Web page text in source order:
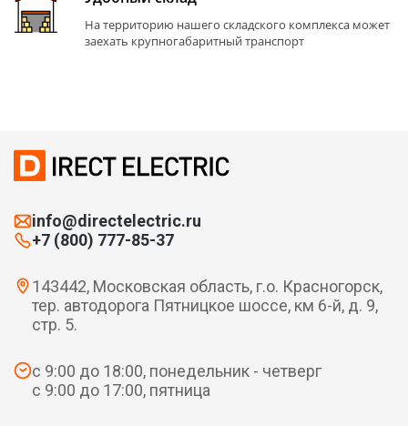
На территорию нашего складского комплекса может
заехать крупногабаритный транспорт
info@directelectric.ru
+7 (800) 777-85-37
143442, Московская область, г.о. Красногорск,
тер. автодорога Пятницкое шоссе, км 6-й, д. 9,
стр. 5.
с 9:00 до 18:00, понедельник - четверг
с 9:00 до 17:00, пятница